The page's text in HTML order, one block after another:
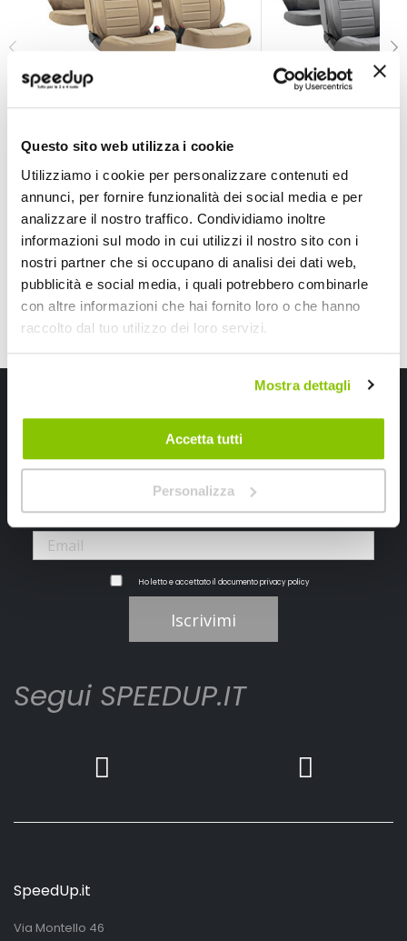
Questo sito web utilizza i cookie
Utilizziamo i cookie per personalizzare contenuti ed
annunci, per fornire funzionalità dei social media e per
analizzare il nostro traffico. Condividiamo inoltre
informazioni sul modo in cui utilizzi il nostro sito con i
nostri partner che si occupano di analisi dei dati web,
pubblicità e social media, i quali potrebbero combinarle
con altre informazioni che hai fornito loro o che hanno
raccolto dal tuo utilizzo dei loro servizi.
Mostra dettagli
Accetta tutti
Personalizza
Set coprisedili Luxury Leatherette - LAMPA
LAMPA
Beige Universale
speciale
149,30 € -50%
Spedizione gratuita!
Set coprisedili
speciale
149,30 € -50%
Spedizione gratuita!
Iscriviti alla newsletter Speedup
Ricevi subito uno sconto del 10% per il tuo primo acquisto online!
Ho letto e accettato il documentoprivacy policy
Iscrivimi
Segui SPEEDUP.IT
SpeedUp.it
Via Montello 46